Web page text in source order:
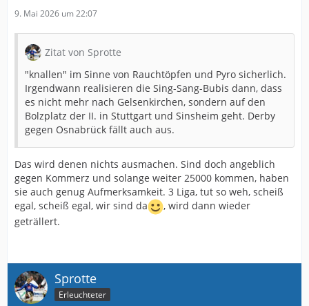
9. Mai 2026 um 22:07
Zitat von Sprotte
"knallen" im Sinne von Rauchtöpfen und Pyro sicherlich.
Irgendwann realisieren die Sing-Sang-Bubis dann, dass
es nicht mehr nach Gelsenkirchen, sondern auf den
Bolzplatz der II. in Stuttgart und Sinsheim geht. Derby
gegen Osnabrück fällt auch aus.
Das wird denen nichts ausmachen. Sind doch angeblich
gegen Kommerz und solange weiter 25000 kommen, haben
sie auch genug Aufmerksamkeit. 3 Liga, tut so weh, scheiß
egal, scheiß egal, wir sind da
, wird dann wieder
geträllert.
Sprotte
Erleuchteter